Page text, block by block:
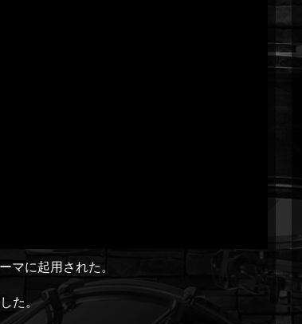
マに起用された。
た。